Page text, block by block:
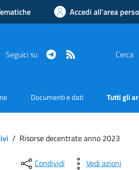
Accedi all'area
Seguici su Telegram Cerca
Documenti e dati Tutti gli
/ Risorse decentrate anno 2023
Condividi Vedi azioni